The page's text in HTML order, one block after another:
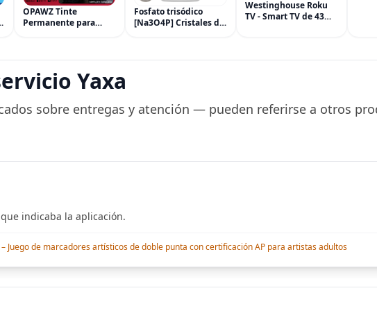
OPAWZ Tinte
Permanente para
Peluquería durante
una Década, Tinte
Fosfato trisódico
[Na3O4P] Cristales de
Westinghouse Roku
TV - Smart TV de 43
aplicación móvil,
Yaxa
sobre entregas y atención — pueden referirse a otros
indicaba la aplicación.
Juego de marcadores artísticos de doble punta con certificación AP para artistas adultos